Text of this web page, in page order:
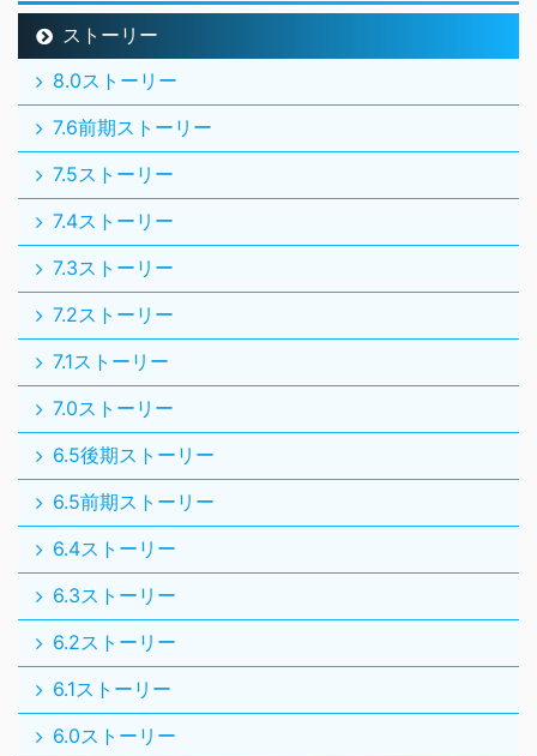
ストーリー
8.0ストーリー
7.6前期ストーリー
7.5ストーリー
7.4ストーリー
7.3ストーリー
7.2ストーリー
7.1ストーリー
7.0ストーリー
6.5後期ストーリー
6.5前期ストーリー
6.4ストーリー
6.3ストーリー
6.2ストーリー
6.1ストーリー
6.0ストーリー